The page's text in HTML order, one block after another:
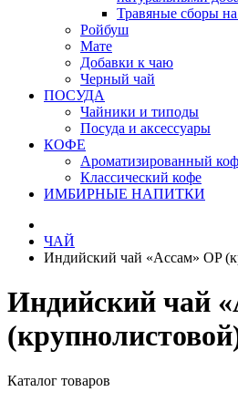
Травяные сборы
Ройбуш
Мате
Добавки к чаю
Черный чай
ПОСУДА
Чайники и типоды
Посуда и аксессуары
КОФЕ
Ароматизированный
Классический кофе
ИМБИРНЫЕ НАПИТКИ
ЧАЙ
Индийский чай «Ассам» OP
Индийский чай
Каталог товаров